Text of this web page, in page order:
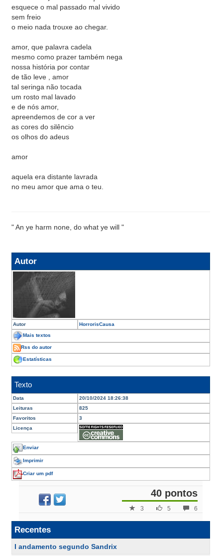
esquece o mal passado mal vivido
sem freio
o meio nada trouxe ao chegar.
amor, que palavra cadela
mesmo como prazer também nega
nossa história por contar
de tão leve , amor
tal seringa não tocada
um rosto mal lavado
e de nós amor,
apreendemos de cor a ver
as cores do silêncio
os olhos do adeus
amor
aquela era distante lavrada
no meu amor que ama o teu.
" An ye harm none, do what ye will "
Autor
Autor HorrorisCausa
Mais textos
Rss do autor
Estatísticas
Texto
Data
20/10/2024 18:26:38
Leituras
825
Favoritos
3
Licença
Enviar
Imprimir
Criar um pdf
40 pontos
6
5
3
Recentes
I andamento segundo Sandrix